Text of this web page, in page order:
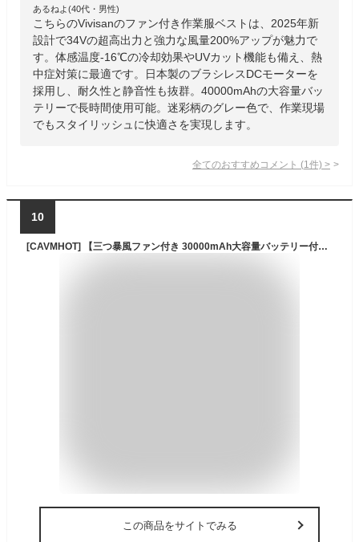
あるねよ(40代・男性)
こちらのVivisanのファン付き作業服ベストは、2025年新
設計で34Vの超高出力と強力な風量200%アップが魅力で
す。体感温度-16℃の冷却効果やUVカット機能も備え、熱
中症対策に最適です。日本製のブラシレスDCモーターを
採用し、耐久性と静音性も抜群。40000mAhの大容量バッ
テリーで長時間使用可能。迷彩柄のグレー色で、作業現場
でもスタイリッシュに快適さを実現します。
全てのおすすめコメント (1 件) >
10
[CAVMHOT] 【三つ暴風ファン付き 30000mAh大容量バッテリー付き 】空調作業服 2025 日本製ブラシレスモーター 長袖 ファンバッテリーセット ファン付き作業服 サイズ調整可能 4段階風量調節可 PSE認証済 男女兼用
この商品をサイトでみる